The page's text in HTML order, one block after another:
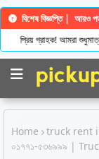
বিশেষ বিজ্ঞপ্তি | আরও
গ্রাহক! আমরা শুধুমাত্র
Home truck rent
০১৭৭১-৫৩৬৯৯৯ |